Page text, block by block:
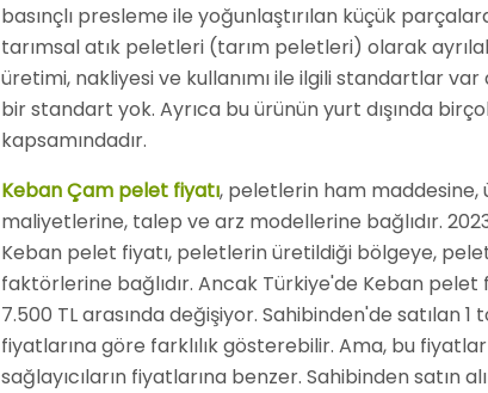
basınçlı presleme ile yoğunlaştırılan küçük
tarımsal atık peletleri (tarım peletleri) olarak
üretimi, nakliyesi ve kullanımı ile ilgili standartlar
bir standart yok. Ayrıca bu ürünün yurt dışında
kapsamındadır.
Keban Çam pelet fiyatı, peletlerin ham
maliyetlerine, talep ve arz modellerine bağlıdır.
Keban pelet fiyatı, peletlerin üretildiği bölgeye,
faktörlerine bağlıdır. Ancak Türkiye'de Keban pelet
7.500 TL arasında değişiyor. Sahibinden'de satılan
fiyatlarına göre farklılık gösterebilir. Ama, bu
sağlayıcıların fiyatlarına benzer. Sahibinden satın